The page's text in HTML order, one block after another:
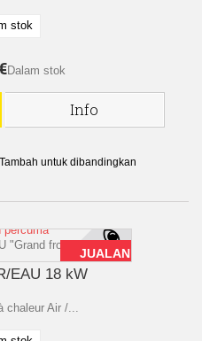
stok
Dalam stok
Info
Tambah untuk dibandingkan
percuma
JUALAN!
EAU 18 kW
chaleur Air /...